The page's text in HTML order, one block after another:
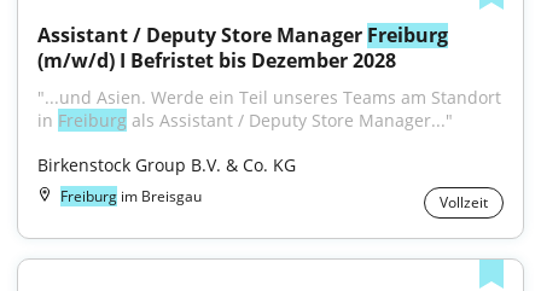
Assistant / Deputy Store Manager Freiburg
(m/w/d) I Befristet bis Dezember 2028
"...und Asien. Werde ein Teil unseres Teams am Standort
in Freiburg als Assistant / Deputy Store Manager..."
Birkenstock Group B.V. & Co. KG
Freiburg im Breisgau Vollzeit